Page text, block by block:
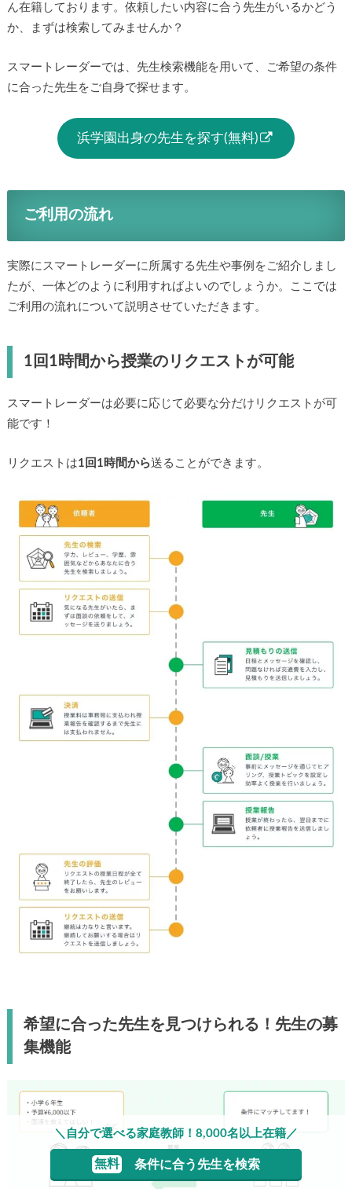
ん在籍しております。依頼したい内容に合う先生がいるかどう
か、まずは検索してみませんか？
スマートレーダーでは、先生検索機能を用いて、ご希望の条件
に合った先生をご自身で探せます。
浜学園出身の先生を探す(無料)
ご利用の流れ
実際にスマートレーダーに所属する先生や事例をご紹介しまし
たが、一体どのように利用すればよいのでしょうか。ここでは
ご利用の流れについて説明させていただきます。
1回1時間から授業のリクエストが可能
スマートレーダーは必要に応じて必要な分だけリクエストが可
能です！
リクエストは1回1時間から送ることができます。
希望に合った先生を見つけられる！先生の募
集機能
＼自分で選べる家庭教師！8,000名以上在籍／
無料 条件に合う先生を検索